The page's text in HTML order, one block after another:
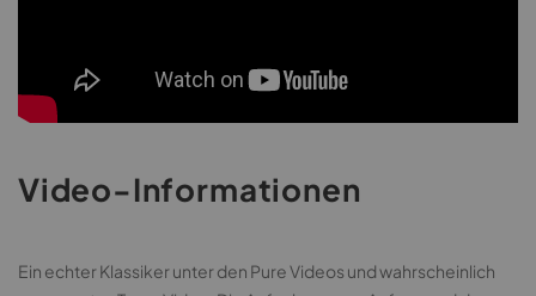
Video-Informationen
Ein echter Klassiker unter den Pure Videos und wahrscheinlich